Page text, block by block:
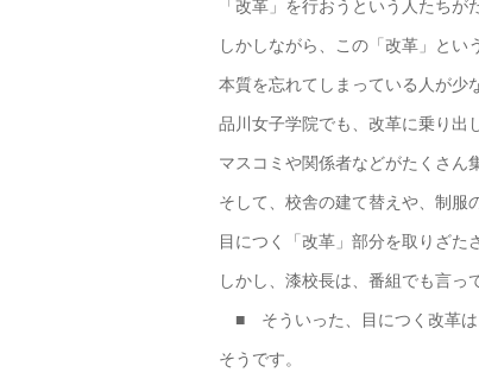
「改革」を行おうという人たちが
しかしながら、この「改革」とい
本質を忘れてしまっている人が少
品川女子学院でも、改革に乗り出
マスコミや関係者などがたくさん
そして、校舎の建て替えや、制服
目につく「改革」部分を取りざた
しかし、漆校長は、番組でも言っ
■ そういった、目につく改革は
そうです。